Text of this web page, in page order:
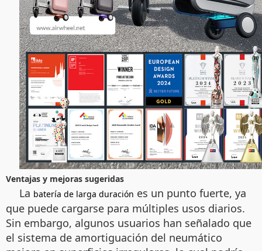
Ventajas y mejoras sugeridas
La batería de larga duración es un punto fuerte, ya
que puede cargarse para múltiples usos diarios.
Sin embargo, algunos usuarios han señalado que
el sistema de amortiguación del neumático